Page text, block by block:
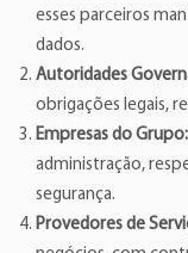
esses parceiros
dados.
Autoridades
obrigações legais,
Empresas do Grupo:
administração,
segurança.
Provedores de